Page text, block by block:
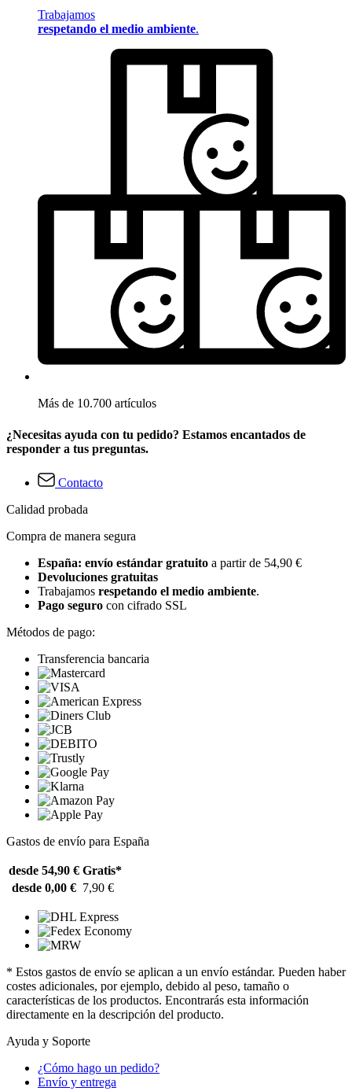
Trabajamos
respetando el medio ambiente.
Más de 10.700 artículos
¿Necesitas ayuda con tu pedido? Estamos encantados de
responder a tus preguntas.
Contacto
Calidad probada
Compra de manera segura
España: envío estándar gratuito a partir de 54,90 €
Devoluciones gratuitas
Trabajamos respetando el medio ambiente.
Pago seguro con cifrado SSL
Métodos de pago:
Transferencia bancaria
Gastos de envío para España
desde 54,90 € Gratis*
desde 0,00 € 7,90 €
* Estos gastos de envío se aplican a un envío estándar. Pueden haber
costes adicionales, por ejemplo, debido al peso, tamaño o
características de los productos. Encontrarás esta información
directamente en la descripción del producto.
Ayuda y Soporte
¿Cómo hago un pedido?
Envío y entrega